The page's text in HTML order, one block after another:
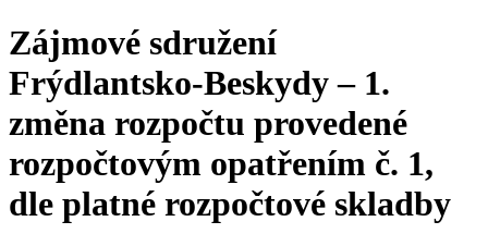
Zájmové sdružení
Frýdlantsko-Beskydy – 1.
změna rozpočtu provedené
rozpočtovým opatřením č. 1,
dle platné rozpočtové skladby